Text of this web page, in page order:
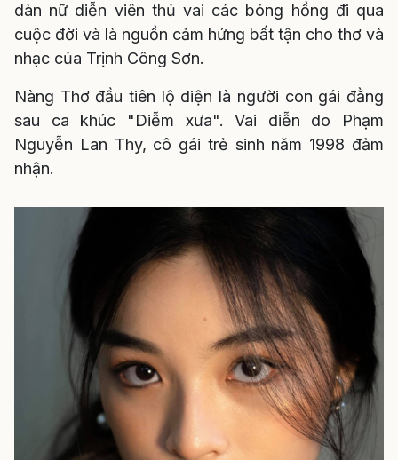
dàn nữ diễn viên thủ vai các bóng hồng đi qua
cuộc đời và là nguồn cảm hứng bất tận cho thơ và
nhạc của Trịnh Công Sơn.
Nàng Thơ đầu tiên lộ diện là người con gái đằng
sau ca khúc "Diễm xưa". Vai diễn do Phạm
Nguyễn Lan Thy, cô gái trẻ sinh năm 1998 đảm
nhận.